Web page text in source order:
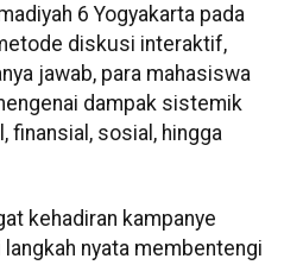
6 Yogyakarta pada
diskusi interaktif,
jawab, para mahasiswa
dampak sistemik
finansial, sosial, hingga
kehadiran kampanye
langkah nyata membentengi